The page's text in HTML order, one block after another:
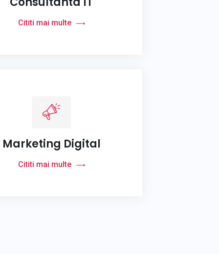
Cititi mai multe
Marketing Digital
Cititi mai multe